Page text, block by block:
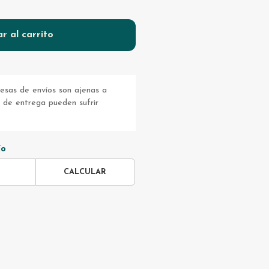
al carrito
de envíos son ajenas a
de entrega pueden sufrir
CALCULAR